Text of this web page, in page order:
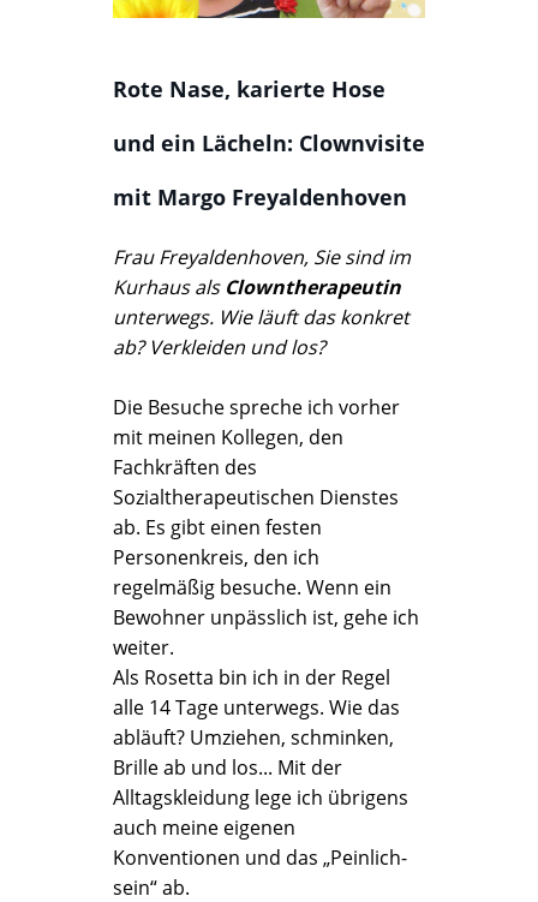
Rote Nase, karierte Hose
und ein Lächeln: Clownvisite
mit Margo Freyaldenhoven
Frau Freyaldenhoven, Sie sind im
Kurhaus als Clowntherapeutin
unterwegs. Wie läuft das konkret
ab? Verkleiden und los?
Die Besuche spreche ich vorher
mit meinen Kollegen, den
Fachkräften des
Sozialtherapeutischen Dienstes
ab. Es gibt einen festen
Personenkreis, den ich
regelmäßig besuche. Wenn ein
Bewohner unpässlich ist, gehe ich
weiter.
Als Rosetta bin ich in der Regel
alle 14 Tage unterwegs. Wie das
abläuft? Umziehen, schminken,
Brille ab und los... Mit der
Alltagskleidung lege ich übrigens
auch meine eigenen
Konventionen und das „Peinlich-
sein“ ab.